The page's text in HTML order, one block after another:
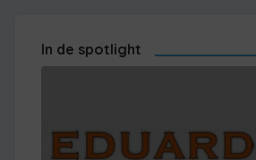
In de spotlight